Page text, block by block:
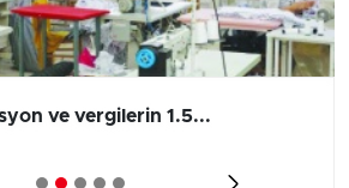
ve vergilerin 1.5...